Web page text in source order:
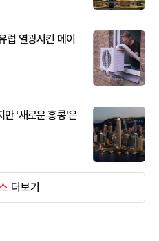
럽 열광시킨 메이
만 '새로운 홍콩'은
더보기